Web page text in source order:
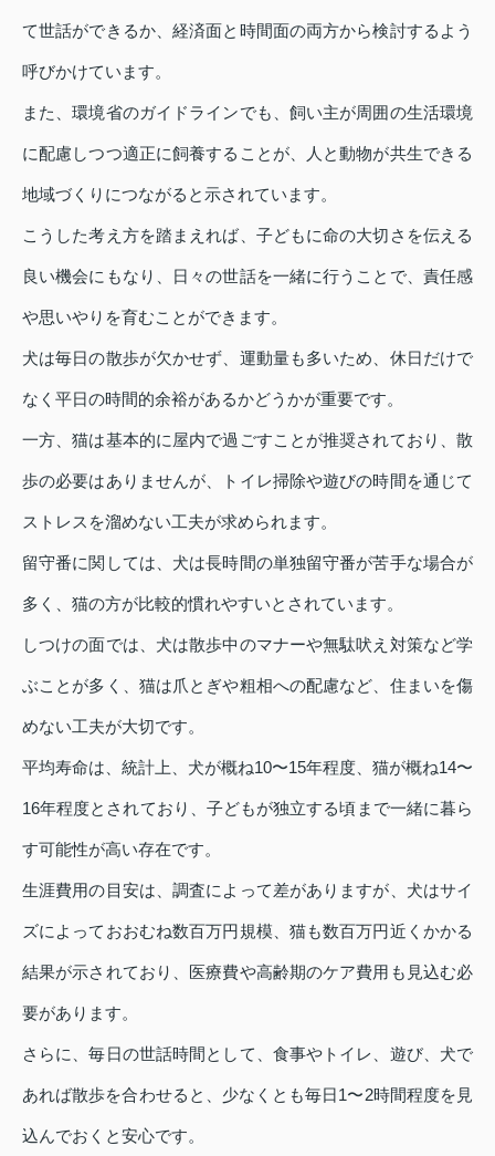
て世話ができるか、経済面と時間面の両方から検討するよう
呼びかけています。
また、環境省のガイドラインでも、飼い主が周囲の生活環境
に配慮しつつ適正に飼養することが、人と動物が共生できる
地域づくりにつながると示されています。
こうした考え方を踏まえれば、子どもに命の大切さを伝える
良い機会にもなり、日々の世話を一緒に行うことで、責任感
や思いやりを育むことができます。
犬は毎日の散歩が欠かせず、運動量も多いため、休日だけで
なく平日の時間的余裕があるかどうかが重要です。
一方、猫は基本的に屋内で過ごすことが推奨されており、散
歩の必要はありませんが、トイレ掃除や遊びの時間を通じて
ストレスを溜めない工夫が求められます。
留守番に関しては、犬は長時間の単独留守番が苦手な場合が
多く、猫の方が比較的慣れやすいとされています。
しつけの面では、犬は散歩中のマナーや無駄吠え対策など学
ぶことが多く、猫は爪とぎや粗相への配慮など、住まいを傷
めない工夫が大切です。
平均寿命は、統計上、犬が概ね10〜15年程度、猫が概ね14〜
16年程度とされており、子どもが独立する頃まで一緒に暮ら
す可能性が高い存在です。
生涯費用の目安は、調査によって差がありますが、犬はサイ
ズによっておおむね数百万円規模、猫も数百万円近くかかる
結果が示されており、医療費や高齢期のケア費用も見込む必
要があります。
さらに、毎日の世話時間として、食事やトイレ、遊び、犬で
あれば散歩を合わせると、少なくとも毎日1〜2時間程度を見
込んでおくと安心です。